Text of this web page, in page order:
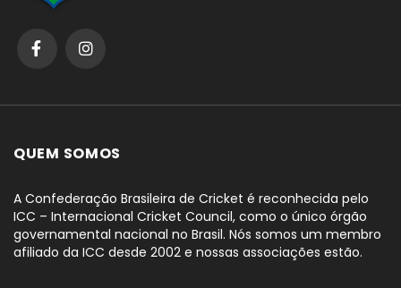
QUEM SOMOS
A Confederação Brasileira de Cricket é reconhecida pelo
ICC – Internacional Cricket Council, como o único órgão
governamental nacional no Brasil. Nós somos um membro
afiliado da ICC desde 2002 e nossas associações estão.